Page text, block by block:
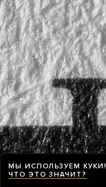
МЫ ИСПОЛЬЗУЕМ КУКИ!
ЧТО ЭТО ЗНАЧИТ?